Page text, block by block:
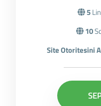
5
10
Site Otoritesini